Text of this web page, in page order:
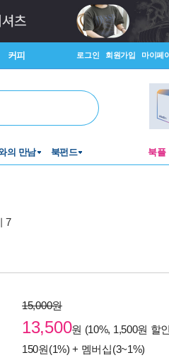
커피 로그인 회원가입 마이페
의 만남 북펀드 북플
7
15,000원
13,500원 (10%, 1,500원 할
150원(1%) + 멤버십(3~1%)